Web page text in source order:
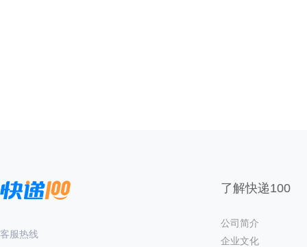
客服热线
了解快递100
公司简介
企业文化